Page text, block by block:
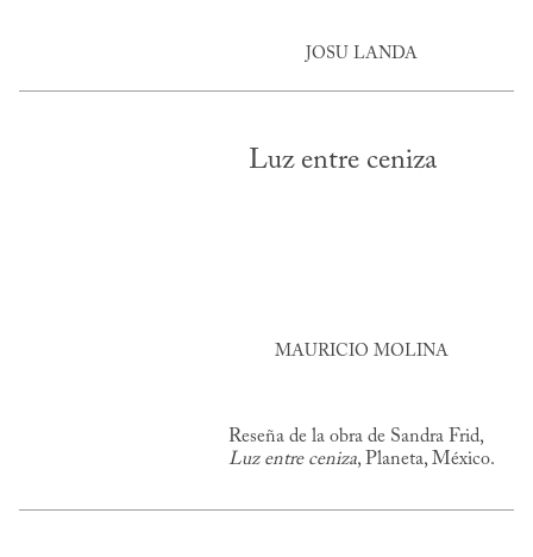
JOSU LANDA
Luz entre ceniza
MAURICIO MOLINA
Reseña de la obra de Sandra Frid,
Luz entre ceniza, Planeta, México.